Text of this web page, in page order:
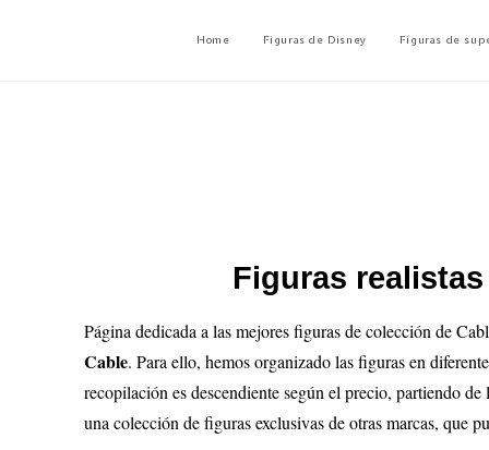
Home Figuras de Disney Figuras de
Figuras
Página dedicada a las mejores figuras de colección de
Cable. Para ello, hemos organizado las figuras en
recopilación es descendiente según el precio, partiendo
una colección de figuras exclusivas de otras marcas, que